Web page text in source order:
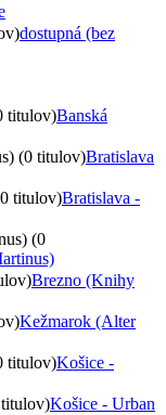
dostupná (bez
titulov)Banská
(0 titulov)Bratislava
titulov)Bratislava -
(0
Brezno (Knihy
Kežmarok (Alter
titulov)Košice -
Košice - Urban